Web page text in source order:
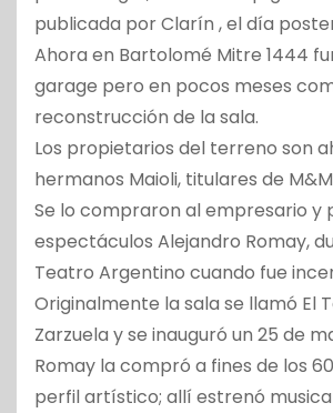
publicada por Clarín , el día
Ahora en Bartolomé Mitre 1444
garage pero en pocos meses
reconstrucción de la sala.
Los propietarios del terreno son
hermanos Maioli, titulares de
Se lo compraron al empresario y
espectáculos Alejandro Romay,
Teatro Argentino cuando fue
Originalmente la sala se llamó El
Zarzuela y se inauguró un 25 de
Romay la compró a fines de los
perfil artístico; allí estrenó